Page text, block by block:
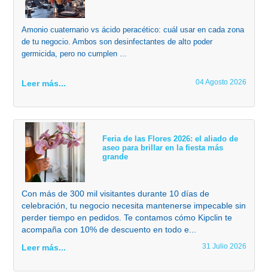
Amonio cuaternario vs ácido peracético: cuál usar en cada zona
de tu negocio. Ambos son desinfectantes de alto poder
germicida, pero no cumplen ...
Leer más... 04 Agosto 2026
Feria de las Flores 2026: el aliado de
aseo para brillar en la fiesta más
grande
Con más de 300 mil visitantes durante 10 días de
celebración, tu negocio necesita mantenerse impecable sin
perder tiempo en pedidos. Te contamos cómo Kipclin te
acompaña con 10% de descuento en todo e...
Leer más...
31 Julio 2026